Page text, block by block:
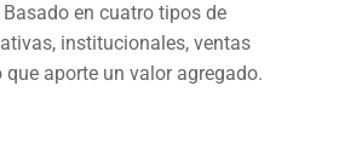
en cuatro tipos de
institucionales, ventas
aporte un valor agregado.